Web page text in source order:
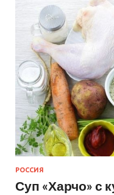
РОССИЯ
Суп «Харчо» с